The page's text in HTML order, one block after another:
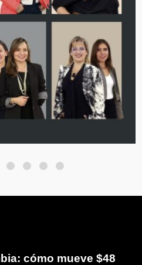
cómo mueve $48